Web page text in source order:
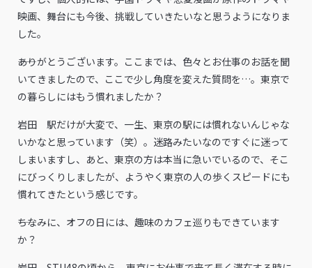
映画、舞台にも今後、挑戦していきたいなと思うようになりま
した。
――ありがとうございます。ここまでは、色々とお仕事のお話を聞
いてきましたので、ここで少し角度を変えた質問を…。東京で
の暮らしにはもう慣れましたか？
岩田 駅だけが大変で、一生、東京の駅には慣れないんじゃな
いかなと思っています（笑）。迷路みたいなのですぐに迷って
しまいますし、あと、東京の方は本当に急いでいるので、そこ
にびっくりしましたが、ようやく東京の人の歩くスピードにも
慣れてきたという感じです。
――ちなみに、オフの日には、趣味のカフェ巡りもできています
か？